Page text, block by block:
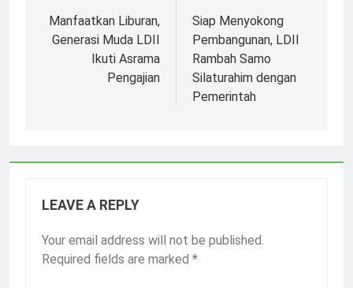
navigation
Manfaatkan Liburan,
Generasi Muda LDII
Ikuti Asrama
Pengajian
Siap Menyokong
Pembangunan, LDII
Rambah Samo
Silaturahim dengan
Pemerintah
LEAVE A REPLY
Your email address will not be published.
Required fields are marked *